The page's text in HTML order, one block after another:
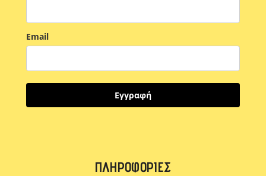
Email
Εγγραφή
ΠΛΗΡΟΦΟΡΊΕΣ